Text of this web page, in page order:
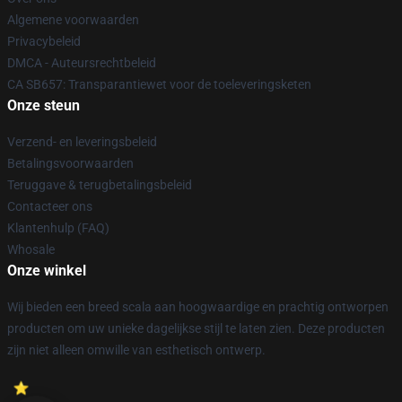
Algemene voorwaarden
Privacybeleid
DMCA - Auteursrechtbeleid
CA SB657: Transparantiewet voor de toeleveringsketen
Onze steun
Verzend- en leveringsbeleid
Betalingsvoorwaarden
Teruggave & terugbetalingsbeleid
Contacteer ons
Klantenhulp (FAQ)
Whosale
Onze winkel
Wij bieden een breed scala aan hoogwaardige en prachtig ontworpen
producten om uw unieke dagelijkse stijl te laten zien. Deze producten
zijn niet alleen omwille van esthetisch ontwerp.